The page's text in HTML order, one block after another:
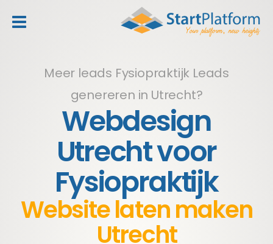
Meer leads Fysiopraktijk Leads
genereren in Utrecht?
Webdesign
Utrecht voor
Fysiopraktijk
Website laten maken
Utrecht
header_toggle_navigation